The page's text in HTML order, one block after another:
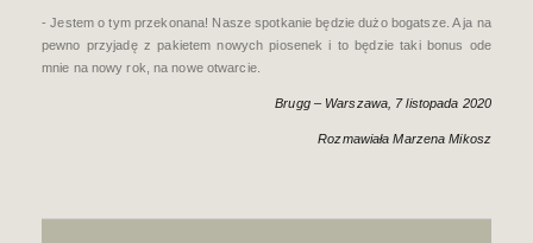
- Jestem o tym przekonana! Nasze spotkanie będzie dużo bogatsze. A ja na
pewno przyjadę z pakietem nowych piosenek i to będzie taki bonus ode
mnie na nowy rok, na nowe otwarcie.
Brugg – Warszawa, 7 listopada 2020
Rozmawiała Marzena Mikosz